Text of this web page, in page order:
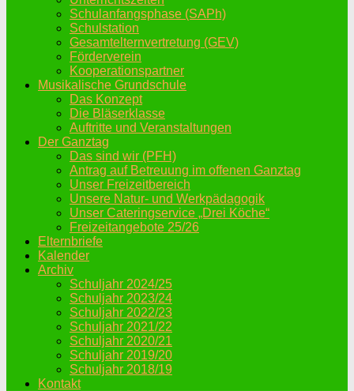
Schulanfangsphase (SAPh)
Schulstation
Gesamtelternvertretung (GEV)
Förderverein
Kooperationspartner
Musikalische Grundschule
Das Konzept
Die Bläserklasse
Auftritte und Veranstaltungen
Der Ganztag
Das sind wir (PFH)
Antrag auf Betreuung im offenen Ganztag
Unser Freizeitbereich
Unsere Natur- und Werkpädagogik
Unser Cateringservice „Drei Köche“
Freizeitangebote 25/26
Elternbriefe
Kalender
Archiv
Schuljahr 2024/25
Schuljahr 2023/24
Schuljahr 2022/23
Schuljahr 2021/22
Schuljahr 2020/21
Schuljahr 2019/20
Schuljahr 2018/19
Kontakt